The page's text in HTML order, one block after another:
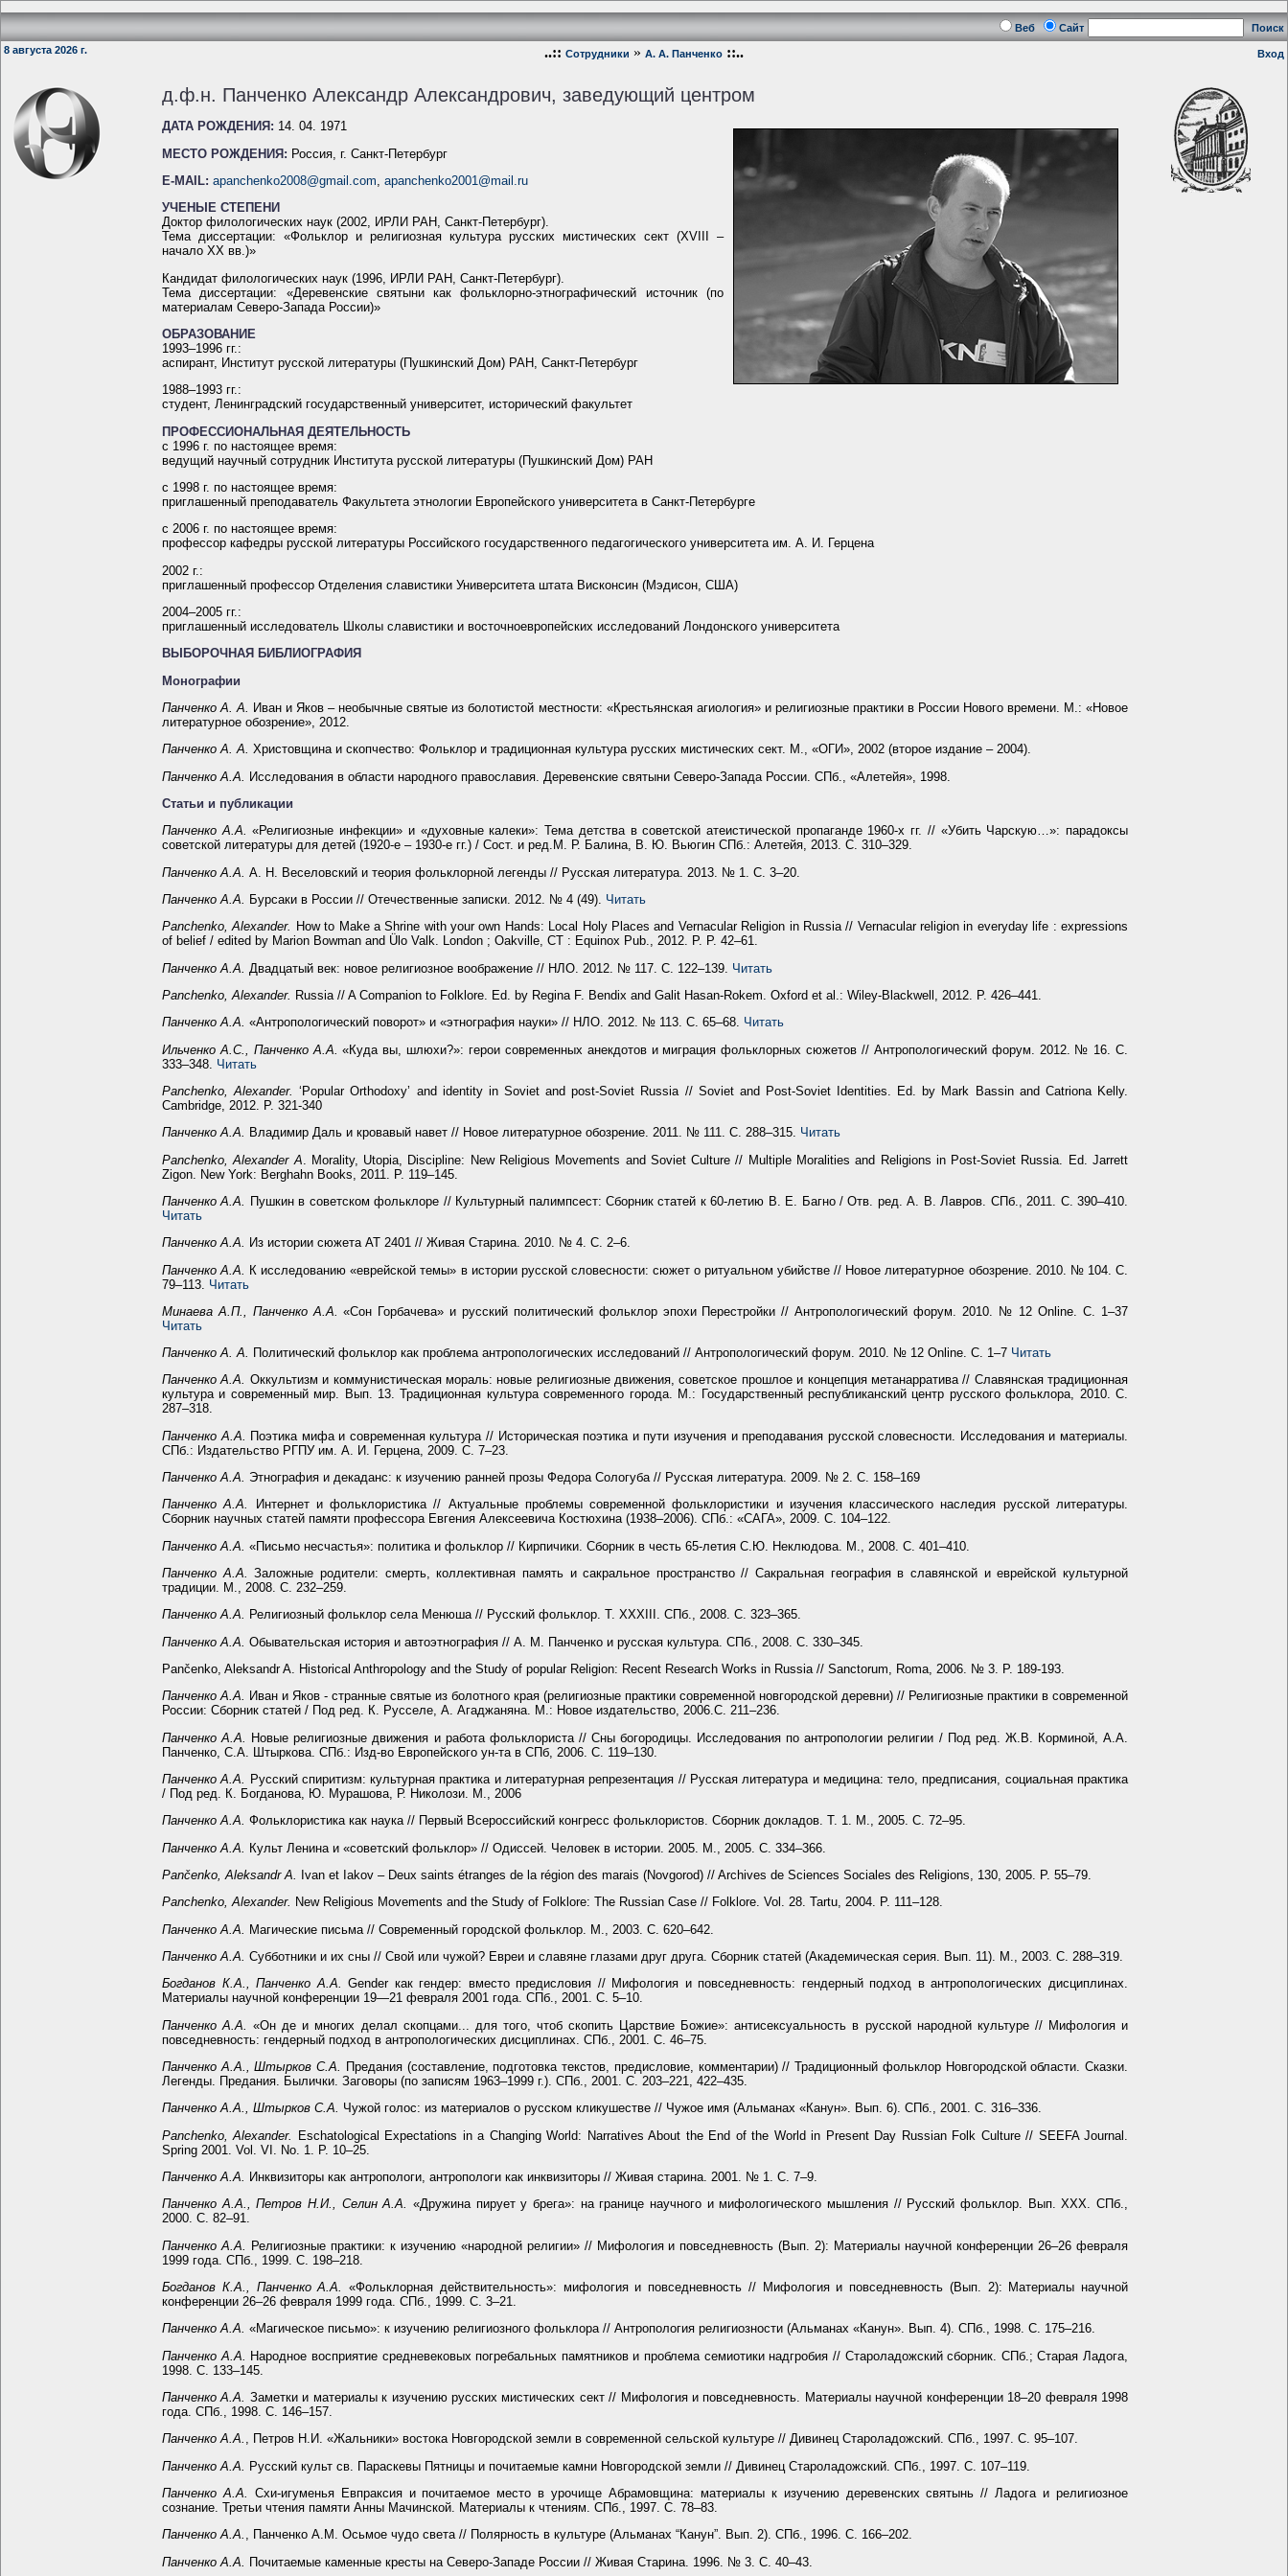
Веб Сайт
Поиск
8 августа 2026 г.
..:: Сотрудники » А. А. Панченко ::.. Вход
д.ф.н. Панченко Александр Александрович, заведующий центром
ДАТА РОЖДЕНИЯ: 14. 04. 1971
МЕСТО РОЖДЕНИЯ: Россия, г. Санкт-Петербург
E-MAIL: apanchenko2008@gmail.com apanchenko2001@mail.ru
УЧЕНЫЕ СТЕПЕНИ
Доктор филологических наук (2002, ИРЛИ РАН, Санкт-Петербург).
Тема диссертации: «Фольклор и религиозная культура русских мистических сект (XVIII –
начало XX вв.)»
Кандидат филологических наук (1996, ИРЛИ РАН, Санкт-Петербург).
Тема диссертации: «Деревенские святыни как фольклорно-этнографический источник (по
материалам Северо-Запада России)»
ОБРАЗОВАНИЕ
1993–1996 гг.:
аспирант, Институт русской литературы (Пушкинский Дом) РАН, Санкт-Петербург
1988–1993 гг.:
студент, Ленинградский государственный университет, исторический факультет
ПРОФЕССИОНАЛЬНАЯ ДЕЯТЕЛЬНОСТЬ
с 1996 г. по настоящее время:
ведущий научный сотрудник Института русской литературы (Пушкинский Дом) РАН
с 1998 г. по настоящее время:
приглашенный преподаватель Факультета этнологии Европейского университета в Санкт-Петербурге
с 2006 г. по настоящее время:
профессор кафедры русской литературы Российского государственного педагогического университета им. А. И. Герцена
2002 г.:
приглашенный профессор Отделения славистики Университета штата Висконсин (Мэдисон, США)
2004–2005 гг.:
приглашенный исследователь Школы славистики и восточноевропейских исследований Лондонского университета
ВЫБОРОЧНАЯ БИБЛИОГРАФИЯ
Монографии
Панченко А. А.
Иван и Яков – необычные святые из болотистой местности: «Крестьянская агиология» и религиозные практики в России Нового времени. М.: «Новое
литературное обозрение», 2012.
Панченко А. А. Христовщина и скопчество: Фольклор и традиционная культура русских мистических сект. М., «ОГИ», 2002 (второе издание – 2004).
Панченко А.А.
Исследования в области народного православия. Деревенские святыни Северо-Запада России. СПб., «Алетейя», 1998.
Статьи и публикации
Панченко А.А. «Религиозные инфекции» и «духовные калеки»: Тема детства в советской атеистической пропаганде 1960-х гг. // «Убить Чарскую…»: парадоксы
советской литературы для детей (1920-е – 1930-е гг.) / Сост. и ред.М. Р. Балина, В. Ю. Вьюгин СПб.: Алетейя, 2013. С. 310–329.
Панченко А.А. А. Н. Веселовский и теория фольклорной легенды // Русская литература. 2013. № 1. С. 3–20.
Панченко А.А.
Бурсаки в России // Отечественные записки. 2012. № 4 (49). Читать
Panchenko, Alexander. How to Make a Shrine with your own Hands: Local Holy Places and Vernacular Religion in Russia // Vernacular religion in everyday life : expressions
of belief / edited by Marion Bowman and Ülo Valk. London ; Oakville, CT : Equinox Pub., 2012. P. P. 42–61.
Панченко А.А.
Двадцатый век: новое религиозное воображение // НЛО. 2012. № 117. С. 122–139. Читать
Panchenko, Alexander. Russia // A Companion to Folklore. Ed. by Regina F. Bendix and Galit Hasan-Rokem. Oxford et al.: Wiley-Blackwell, 2012. P. 426–441.
Панченко А.А. «Антропологический поворот» и «этнография науки» // НЛО. 2012. № 113. С. 65–68. Читать
Ильченко А.С., Панченко А.А. «Куда вы, шлюхи?»: герои современных анекдотов и миграция фольклорных сюжетов // Антропологический форум. 2012. № 16. С.
333–348. Читать
Panchenko, Alexander. ‘Popular Orthodoxy’ and identity in Soviet and post-Soviet Russia // Soviet and Post-Soviet Identities. Ed. by Mark Bassin and Catriona Kelly.
Cambridge, 2012. P. 321-340
Панченко А.А. Владимир Даль и кровавый навет // Новое литературное обозрение. 2011. № 111. С. 288–315. Читать
Panchenko, Alexander A . Morality, Utopia, Discipline: New Religious Movements and Soviet Culture // Multiple Moralities and Religions in Post-Soviet Russia. Ed. Jarrett
Zigon. New York: Berghahn Books, 2011. P. 119–145.
Панченко А.А.
Пушкин в советском фольклоре // Культурный палимпсест: Сборник статей к 60-летию В. Е. Багно / Отв. ред. А. В. Лавров. СПб., 2011. С. 390–410.
Читать
Панченко А.А. Из истории сюжета AT 2401 // Живая Старина. 2010. № 4. С. 2–6.
Панченко А.А.
К исследованию «еврейской темы» в истории русской словесности: сюжет о ритуальном убийстве // Новое литературное обозрение. 2010. № 104. С.
79–113. Читать
Минаева А.П., Панченко А.А.
«Сон Горбачева» и русский политический фольклор эпохи Перестройки // Антропологический форум. 2010. № 12 Online. С. 1–37
Читать
Панченко А. А. Политический фольклор как проблема антропологических исследований // Антропологический форум. 2010. № 12 Online. С. 1–7 Читать
Панченко А.А. Оккультизм и коммунистическая мораль: новые религиозные движения, советское прошлое и концепция метанарратива // Славянская традиционная
культура и современный мир. Вып. 13. Традиционная культура современного города. М.: Государственный республиканский центр русского фольклора, 2010. С.
287–318.
Панченко А.А.
Поэтика мифа и современная культура // Историческая поэтика и пути изучения и преподавания русской словесности. Исследования и материалы.
СПб.: Издательство РГПУ им. А. И. Герцена, 2009. С. 7–23.
Панченко А.А. Этнография и декаданс: к изучению ранней прозы Федора Сологуба // Русская литература. 2009. № 2. С. 158–169
Панченко А.А.
Интернет и фольклористика // Актуальные проблемы современной фольклористики и изучения классического наследия русской литературы.
Сборник научных статей памяти профессора Евгения Алексеевича Костюхина (1938–2006). СПб.: «САГА», 2009. С. 104–122.
Панченко А.А. «Письмо несчастья»: политика и фольклор // Кирпичики. Сборник в честь 65-летия С.Ю. Неклюдова. М., 2008. С. 401–410.
Панченко А.А. Заложные родители: смерть, коллективная память и сакральное пространство // Сакральная география в славянской и еврейской культурной
традиции. М., 2008. С. 232–259.
Панченко А.А. Религиозный фольклор села Менюша // Русский фольклор. Т. XXXIII. СПб., 2008. С. 323–365.
Панченко А.А. Обывательская история и автоэтнография // А. М. Панченко и русская культура. СПб., 2008. С. 330–345.
Pančenko, Aleksandr A. Historical Anthropology and the Study of popular Religion: Recent Research Works in Russia // Sanctorum, Roma, 2006. № 3. P. 189-193.
Панченко А.А. Иван и Яков - странные святые из болотного края (религиозные практики современной новгородской деревни) // Религиозные практики в современной
России: Сборник статей / Под ред. К. Русселе, А. Агаджаняна. М.: Новое издательство, 2006.С. 211–236.
Панченко А.А.
Новые религиозные движения и работа фольклориста // Сны богородицы. Исследования по антропологии религии / Под ред. Ж.В. Корминой, А.А.
Панченко, С.А. Штыркова. СПб.: Изд-во Европейского ун-та в СПб, 2006. С. 119–130.
Панченко А.А. Русский спиритизм: культурная практика и литературная репрезентация // Русская литература и медицина: тело, предписания, социальная практика
/ Под ред. К. Богданова, Ю. Мурашова, Р. Николози. М., 2006
Панченко А.А. Фольклористика как наука // Первый Всероссийский конгресс фольклористов. Сборник докладов. Т. 1. М., 2005. С. 72–95.
Панченко А.А.
Культ Ленина и «cоветский фольклор» // Одиссей. Человек в истории. 2005. М., 2005. С. 334–366.
Pančenko, Aleksandr A.
Ivan et Iakov – Deux saints étranges de la région des marais (Novgorod) // Archives de Sciences Sociales des Religions, 130, 2005. P. 55–79.
Panchenko, Alexander. New Religious Movements and the Study of Folklore: The Russian Case // Folklore. Vol. 28. Tartu, 2004. P. 111–128.
Панченко А.А.
Магические письма // Современный городской фольклор. М., 2003. С. 620–642.
Панченко А.А. Субботники и их сны // Свой или чужой? Евреи и славяне глазами друг друга. Сборник статей (Академическая серия. Вып. 11). М., 2003. С. 288–319.
Богданов К.А., Панченко А.А. Gender как гендер: вместо предисловия // Мифология и повседневность: гендерный подход в антропологических дисциплинах.
Материалы научной конференции 19—21 февраля 2001 года. СПб., 2001. С. 5–10.
Панченко А.А.
«Он де и многих делал скопцами... для того, чтоб скопить Царствие Божие»: антисексуальность в русской народной культуре // Мифология и
повседневность: гендерный подход в антропологических дисциплинах. СПб., 2001. С. 46–75.
Панченко А.А., Штырков С.А. Предания (составление, подготовка текстов, предисловие, комментарии) // Традиционный фольклор Новгородской области. Сказки.
Легенды. Предания. Былички. Заговоры (по записям 1963–1999 г.). СПб., 2001. С. 203–221, 422–435.
Панченко А.А., Штырков С.А. Чужой голос: из материалов о русском кликушестве // Чужое имя (Альманах «Канун». Вып. 6). СПб., 2001. С. 316–336.
Panchenko, Alexander.
Eschatological Expectations in a Changing World: Narratives About the End of the World in Present Day Russian Folk Culture // SEEFA Journal.
Spring 2001. Vol. VI. No. 1. P. 10–25.
Панченко А.А. Инквизиторы как антропологи, антропологи как инквизиторы // Живая старина. 2001. № 1. С. 7–9.
Панченко А.А., Петров Н.И., Селин А.А. «Дружина пирует у брега»: на границе научного и мифологического мышления // Русский фольклор. Вып. XXX. СПб.,
2000. С. 82–91.
Панченко А.А.
Религиозные практики: к изучению «народной религии» // Мифология и повседневность (Вып. 2): Материалы научной конференции 26–26 февраля
1999 года. СПб., 1999. С. 198–218.
Богданов К.А., Панченко А.А. «Фольклорная действительность»: мифология и повседневность // Мифология и повседневность (Вып. 2): Материалы научной
конференции 26–26 февраля 1999 года. СПб., 1999. С. 3–21.
Панченко А.А. «Магическое письмо»: к изучению религиозного фольклора // Антропология религиозности (Альманах «Канун». Вып. 4). СПб., 1998. С. 175–216.
Панченко А.А.
Народное восприятие средневековых погребальных памятников и проблема семиотики надгробия // Староладожский сборник. СПб.; Старая Ладога,
1998. С. 133–145.
Панченко А.А. Заметки и материалы к изучению русских мистических сект // Мифология и повседневность. Материалы научной конференции 18–20 февраля 1998
года. СПб., 1998. С. 146–157.
Панченко А.А. , Петров Н.И. «Жальники» востока Новгородской земли в современной сельской культуре // Дивинец Староладожский. СПб., 1997. С. 95–107.
Панченко А.А.
Русский культ св. Параскевы Пятницы и почитаемые камни Новгородской земли // Дивинец Староладожский. СПб., 1997. С. 107–119.
Панченко А.А.
Схи-игуменья Евпраксия и почитаемое место в урочище Абрамовщина: материалы к изучению деревенских святынь // Ладога и религиозное
сознание. Третьи чтения памяти Анны Мачинской. Материалы к чтениям. СПб., 1997. С. 78–83.
Панченко А.А. , Панченко А.М. Осьмое чудо света // Полярность в культуре (Альманах “Канун”. Вып. 2). СПб., 1996. С. 166–202.
Панченко А.А.
Почитаемые каменные кресты на Северо-Западе России // Живая Старина. 1996. № 3. С. 40–43.